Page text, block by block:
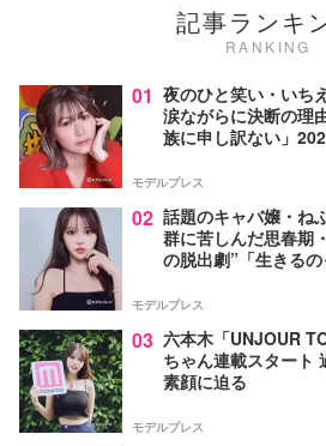
記事ランキ
RANKING
01 夜のひと笑い・いち
涙ながらに決断の理
族に申し訳ない」
モデルプレス
02 話題のキャバ嬢・ね
群に苦しんだ思春期
の脱出劇”「生きる
モデルプレス
03 六本木「UNJOUR
ちゃん連載スタート
素顔に迫る
モデルプレス